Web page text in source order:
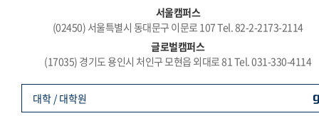
서울캠퍼스
(02450) 서울특별시 동대문구 이문로 107 Tel. 82-2-2173-2114
글로벌캠퍼스
(17035) 경기도 용인시 처인구 모현읍 외대로 81 Tel. 031-330-4114
대학 / 대학원